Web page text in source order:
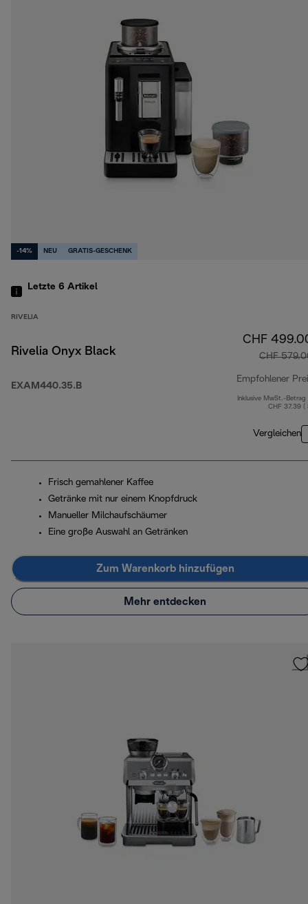
-14% NEU GRATIS-GESCHENK
Letzte 6 Artikel
RIVELIA
Rivelia Onyx Black
EXAM440.35.B
CHF
CHF
Empfohlener
Inklusive MwSt.-Betrag
CHF 37.39 (
Vergleichen
Frisch gemahlener Kaffee
Getränke mit nur einem Knopfdruck
Manueller Milchaufschäumer
Eine große Auswahl an Getränken
Zum Warenkorb hinzufügen
Mehr entdecken